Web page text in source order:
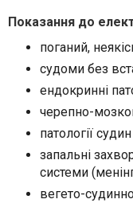
Показання до
поганий,
судоми без
ендокринні
черепно-
патології
запальні
системи
вегето-